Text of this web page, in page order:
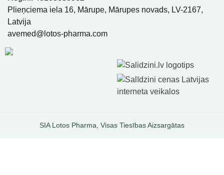
Plieņciema iela 16, Mārupe, Mārupes novads, LV-2167,
Latvija
avemed@lotos-pharma.com
SIA Lotos Pharma, Visas Tiesības Aizsargātas